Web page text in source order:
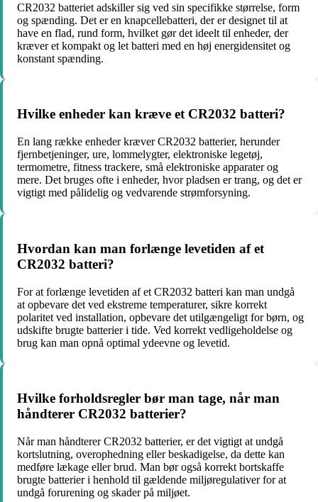
CR2032 batteriet adskiller sig ved sin specifikke størrelse, form
og spænding. Det er en knapcellebatteri, der er designet til at
have en flad, rund form, hvilket gør det ideelt til enheder, der
kræver et kompakt og let batteri med en høj energidensitet og
konstant spænding.
Hvilke enheder kan kræve et CR2032 batteri?
En lang række enheder kræver CR2032 batterier, herunder
fjernbetjeninger, ure, lommelygter, elektroniske legetøj,
termometre, fitness trackere, små elektroniske apparater og
mere. Det bruges ofte i enheder, hvor pladsen er trang, og det er
vigtigt med pålidelig og vedvarende strømforsyning.
Hvordan kan man forlænge levetiden af et
CR2032 batteri?
For at forlænge levetiden af et CR2032 batteri kan man undgå
at opbevare det ved ekstreme temperaturer, sikre korrekt
polaritet ved installation, opbevare det utilgængeligt for børn, og
udskifte brugte batterier i tide. Ved korrekt vedligeholdelse og
brug kan man opnå optimal ydeevne og levetid.
Hvilke forholdsregler bør man tage, når man
håndterer CR2032 batterier?
Når man håndterer CR2032 batterier, er det vigtigt at undgå
kortslutning, overophedning eller beskadigelse, da dette kan
medføre lækage eller brud. Man bør også korrekt bortskaffe
brugte batterier i henhold til gældende miljøregulativer for at
undgå forurening og skader på miljøet.